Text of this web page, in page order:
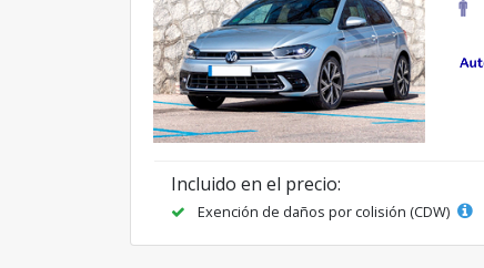
Incluido en el precio:
Exención de daños por colisión (CDW)